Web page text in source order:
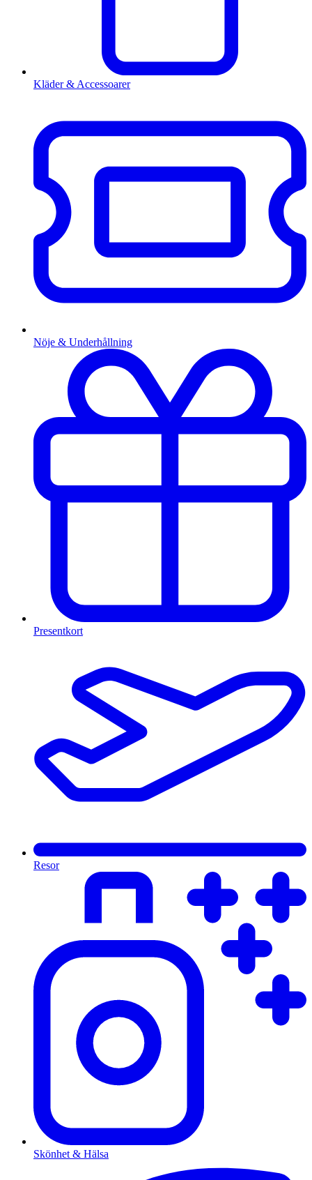
Kläder & Accessoarer
Nöje & Underhållning
Presentkort
Resor
Skönhet & Hälsa